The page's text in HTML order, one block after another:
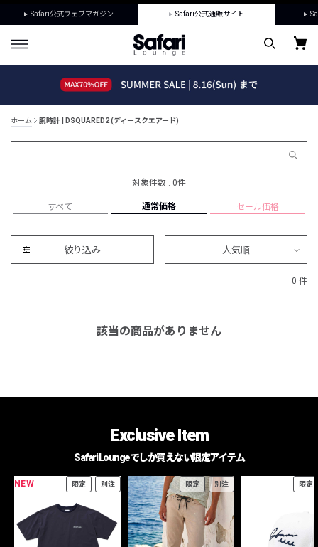
Safari公式ウェブマガジン Safari公式通販サイト
ホーム 腕時計 | DSQUARED2 (ディースクエアード)
対象件数 : 0件
すべて 通常価格 セール価格
絞り込み 人気順
0 件
該当の商品がありません
Exclusive Item
Safari Loungeでしか買えない限定アイテム
NEW 限定 別注 限定 別注 限定